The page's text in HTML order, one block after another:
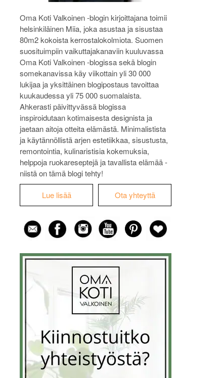
Oma Koti Valkoinen -blogin kirjoittajana toimii
helsinkiläinen Miia, joka asustaa ja sisustaa
80m2 kokoista kerrostalokolmiota. Suomen
suosituimpiin vaikuttajakanaviin kuuluvassa
Oma Koti Valkoinen -blogissa sekä blogin
somekanavissa käy viikottain yli 30 000
lukijaa ja yksittäinen blogipostaus tavoittaa
kuukaudessa yli 75 000 suomalaista.
Ahkerasti päivittyvässä blogissa
inspiroidutaan kotimaisesta designista ja
jaetaan aitoja otteita elämästä. Minimalistista
ja käytännöllistä arjen estetiikkaa, sisustusta,
remontointia, kulinaristisia kokemuksia,
helppoja ruokareseptejä ja tavallista elämää -
niistä on tämä blogi tehty!
Lue lisää Ota yhteyttä